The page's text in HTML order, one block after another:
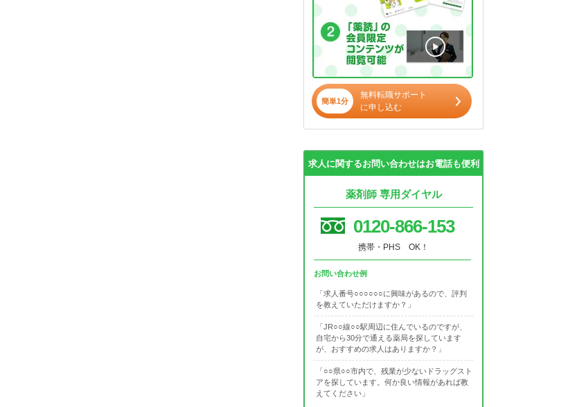
簡単1分
無料転職サポート
に申し込む
求人に関するお問い合わせはお電話も便利
薬剤師 専用ダイヤル
0120-866-153
携帯・PHS OK！
お問い合わせ例
「求人番号○○○○○○に興味があるので、評判
を教えていただけますか？」
「JR○○線○○駅周辺に住んでいるのですが、
自宅から30分で通える薬局を探しています
が、おすすめの求人はありますか？」
「○○県○○市内で、残業が少ないドラッグスト
アを探しています。何か良い情報があれば教
えてください」